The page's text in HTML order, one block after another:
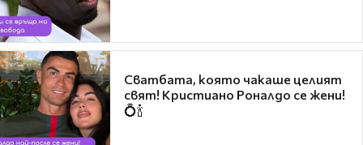
Сватбата, която чакаше целият
свят! Кристиано Роналдо се жени!
💍🍾